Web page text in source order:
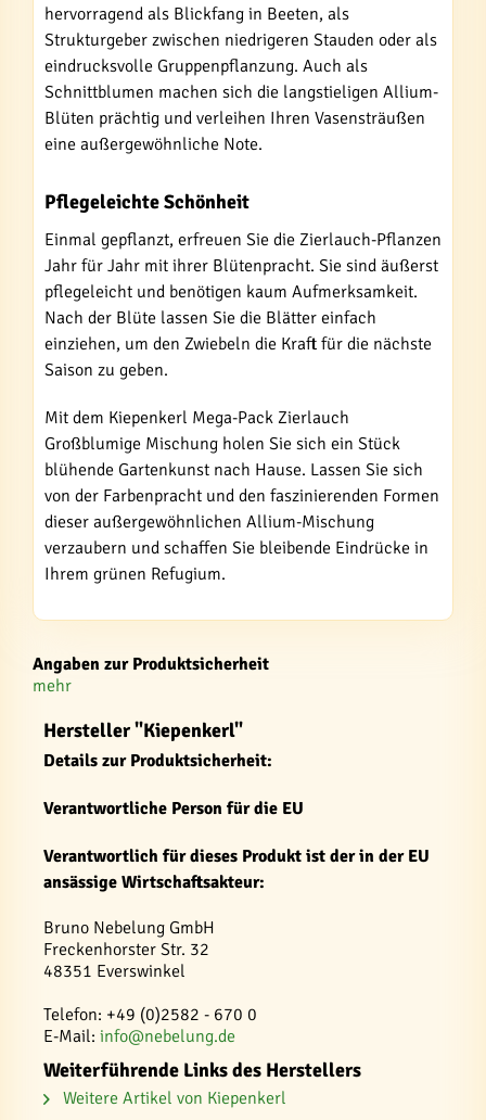
hervorragend als Blickfang in Beeten, als
Strukturgeber zwischen niedrigeren Stauden oder als
eindrucksvolle Gruppenpflanzung. Auch als
Schnittblumen machen sich die langstieligen Allium-
Blüten prächtig und verleihen Ihren Vasensträußen
eine außergewöhnliche Note.
Pflegeleichte Schönheit
Einmal gepflanzt, erfreuen Sie die Zierlauch-Pflanzen
Jahr für Jahr mit ihrer Blütenpracht. Sie sind äußerst
pflegeleicht und benötigen kaum Aufmerksamkeit.
Nach der Blüte lassen Sie die Blätter einfach
einziehen, um den Zwiebeln die Kraft für die nächste
Saison zu geben.
Mit dem Kiepenkerl Mega-Pack Zierlauch
Großblumige Mischung holen Sie sich ein Stück
blühende Gartenkunst nach Hause. Lassen Sie sich
von der Farbenpracht und den faszinierenden Formen
dieser außergewöhnlichen Allium-Mischung
verzaubern und schaffen Sie bleibende Eindrücke in
Ihrem grünen Refugium.
Angaben zur Produktsicherheit
mehr
Hersteller "Kiepenkerl"
Details zur Produktsicherheit:
Verantwortliche Person für die EU
Verantwortlich für dieses Produkt ist der in der EU
ansässige Wirtschaftsakteur:
Bruno Nebelung GmbH
Freckenhorster Str. 32
48351 Everswinkel
Telefon: +49 (0)2582 - 670 0
E-Mail: info@nebelung.de
Weiterführende Links des Herstellers
Weitere Artikel von Kiepenkerl